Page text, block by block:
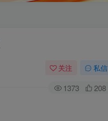
关注 私信
1373 208